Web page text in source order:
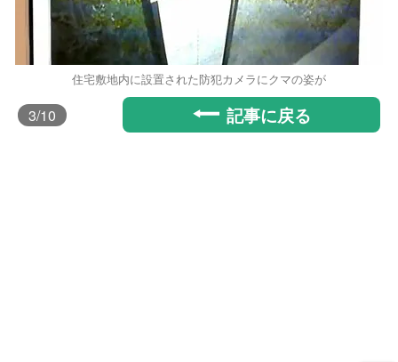
住宅敷地内に設置された防犯カメラにクマの姿が
3/10 記事に戻る